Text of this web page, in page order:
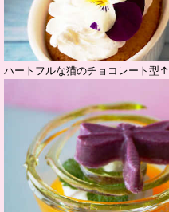
ハートフルな猫のチョコレート型↑